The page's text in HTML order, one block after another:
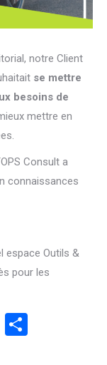
notre Client
se mettre
besoins de
mettre en
Consult a
connaissances
espace Outils &
pour les
Copy